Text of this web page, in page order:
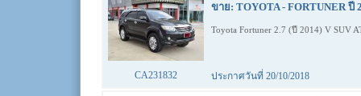
ขาย: TOYOTA - FORTUNER ปี
Toyota Fortuner 2.7 (ปี 2014) V SUV
CA231832 ประกาศวันที่ 20/10/2018